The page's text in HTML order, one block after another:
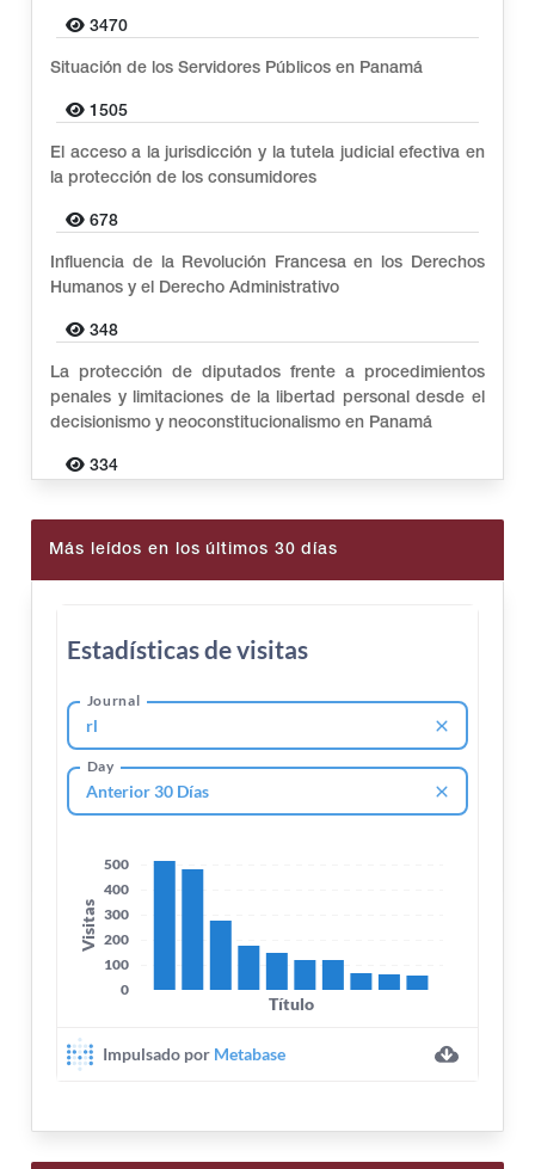
3470
Situación de los Servidores Públicos en Panamá
1505
El acceso a la jurisdicción y la tutela judicial efectiva en
la protección de los consumidores
678
Influencia de la Revolución Francesa en los Derechos
Humanos y el Derecho Administrativo
348
La protección de diputados frente a procedimientos
penales y limitaciones de la libertad personal desde el
decisionismo y neoconstitucionalismo en Panamá
334
Más leídos en los últimos 30 días